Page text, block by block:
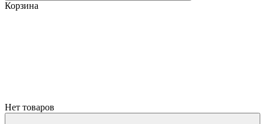
Корзина
Нет товаров